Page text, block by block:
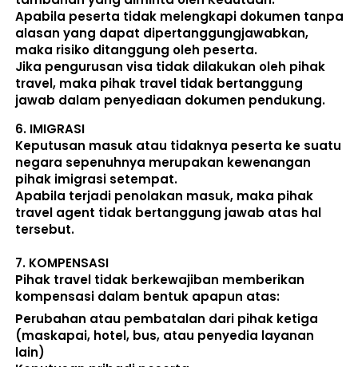
Apabila peserta tidak melengkapi dokumen tanpa
alasan yang dapat dipertanggungjawabkan,
maka risiko ditanggung oleh peserta.
Jika pengurusan visa tidak dilakukan oleh pihak
travel, maka pihak travel tidak bertanggung
jawab dalam penyediaan dokumen pendukung.
6. IMIGRASI
Keputusan masuk atau tidaknya peserta ke suatu
negara sepenuhnya merupakan kewenangan
pihak imigrasi setempat.
Apabila terjadi penolakan masuk, maka pihak
travel agent tidak bertanggung jawab atas hal
tersebut.
7. KOMPENSASI
Pihak travel tidak berkewajiban memberikan
kompensasi dalam bentuk apapun atas:
Perubahan atau pembatalan dari pihak ketiga
(maskapai, hotel, bus, atau penyedia layanan
lain)